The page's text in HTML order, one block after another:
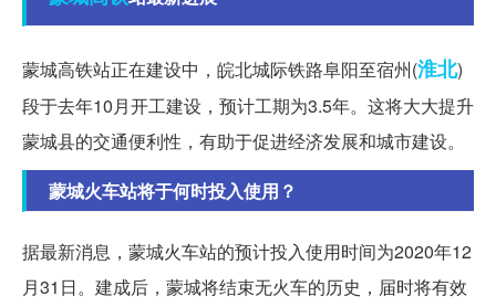
蒙城高铁站正在建设中，皖北城际铁路阜阳至宿州(淮北)
段于去年10月开工建设，预计工期为3.5年。这将大大提升
蒙城县的交通便利性，有助于促进经济发展和城市建设。
蒙城火车站将于何时投入使用？
据最新消息，蒙城火车站的预计投入使用时间为2020年12
月31日。建成后，蒙城将结束无火车的历史，届时将有效